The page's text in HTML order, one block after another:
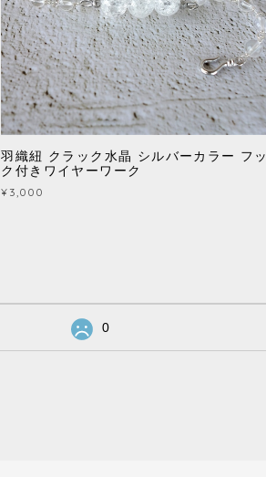
羽織紐 クラック水晶 シルバーカラー フッ
ク付きワイヤーワーク
¥3,000
0